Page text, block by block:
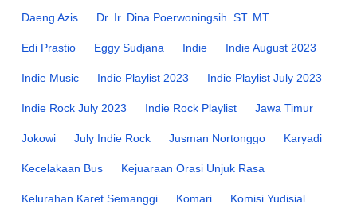
Daeng Azis Dr. Ir. Dina Poerwoningsih. ST. MT.
Edi Prastio Eggy Sudjana Indie Indie August 2023
Indie Music Indie Playlist 2023 Indie Playlist July 2023
Indie Rock July 2023 Indie Rock Playlist Jawa Timur
Jokowi July Indie Rock Jusman Nortonggo Karyadi
Kecelakaan Bus Kejuaraan Orasi Unjuk Rasa
Kelurahan Karet Semanggi Komari Komisi Yudisial